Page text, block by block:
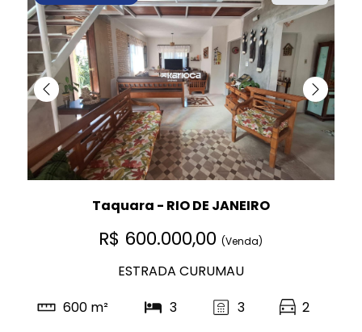
Taquara - RIO DE JANEIRO
R$ 600.000,00(Venda)
ESTRADA CURUMAU
600 m²
3 3 2